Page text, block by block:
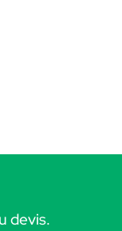
devis.